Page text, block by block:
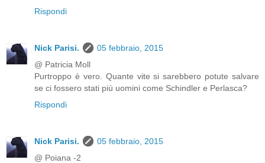
Rispondi
Nick Parisi.
05 febbraio, 2015
@ Patricia Moll
Purtroppo è vero. Quante vite si sarebbero potute salvare
se ci fossero stati più uomini come Schindler e Perlasca?
Rispondi
Nick Parisi.
05 febbraio, 2015
@ Poiana -2